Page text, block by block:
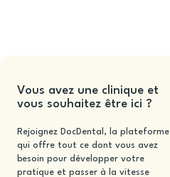
Vous avez une clinique et
vous souhaitez être ici ?
Rejoignez DocDental, la plateforme
qui offre tout ce dont vous avez
besoin pour développer votre
pratique et passer à la vitesse